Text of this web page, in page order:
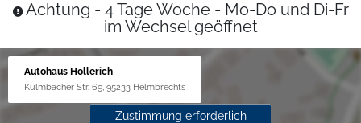
Achtung - 4 Tage Woche - Mo-Do und Di-Fr
im Wechsel geöffnet
Autohaus Höllerich
Kulmbacher Str. 69, 95233 Helmbrechts
Zustimmung erforderlich